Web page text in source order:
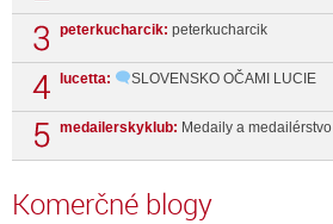
peterkucharcik: peterkucharcik
lucetta: SLOVENSKO OČAMI LUCIE
medailerskyklub: Medaily a medailérstvo
Komerčné blogy